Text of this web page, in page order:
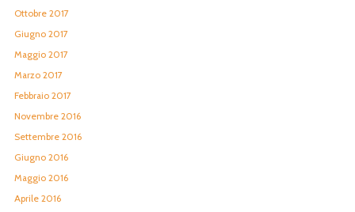
Ottobre 2017
Giugno 2017
Maggio 2017
Marzo 2017
Febbraio 2017
Novembre 2016
Settembre 2016
Giugno 2016
Maggio 2016
Aprile 2016